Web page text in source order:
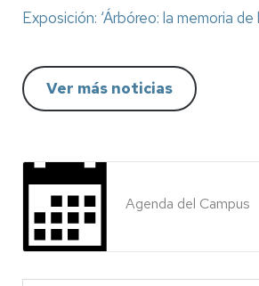
Exposición: ‘Árbóreo: la memoria de
Ver más noticias
Agenda del Campus